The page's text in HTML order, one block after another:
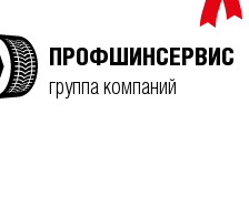
ПРОФШИНСЕРВИС
группа компаний